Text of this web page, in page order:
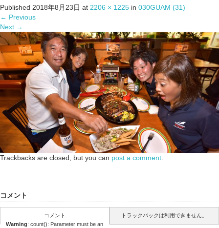
Published 2018年8月23日 at 2206 × 1225 in 030GUAM (31)
← Previous
Next →
Trackbacks are closed, but you can post a comment.
コメント
コメント
Warning: count(): Parameter must be an
トラックバックは利用できません。